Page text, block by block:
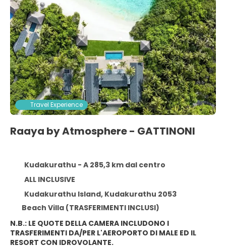
Travel Experience
Raaya by Atmosphere - GATTINONI
Kudakurathu - A 285,3 km dal centro
ALL INCLUSIVE
Kudakurathu Island, Kudakurathu 2053
Beach Villa (TRASFERIMENTI INCLUSI)
N.B.: LE QUOTE DELLA CAMERA INCLUDONO I
TRASFERIMENTI DA/PER L'AEROPORTO DI MALE ED IL
RESORT CON IDROVOLANTE.